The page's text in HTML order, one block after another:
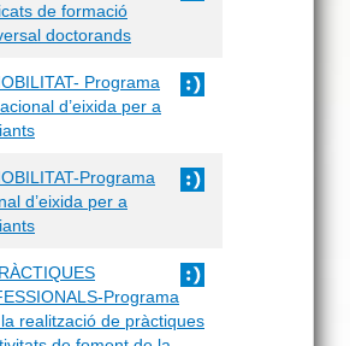
de formació
doctorands
Programa
d’eixida per a
Programa
d’eixida per a
Programa
realització de pràctiques